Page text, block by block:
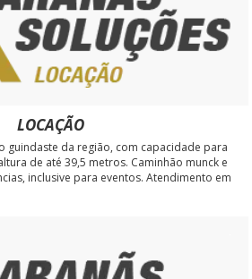
LOCAÇÃO
guindaste da região, com capacidade para
de até 39,5 metros. Caminhão munck e
inclusive para eventos. Atendimento em